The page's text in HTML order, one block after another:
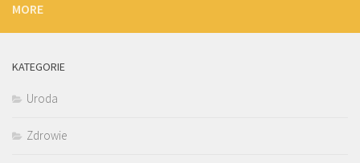
MORE
KATEGORIE
Uroda
Zdrowie